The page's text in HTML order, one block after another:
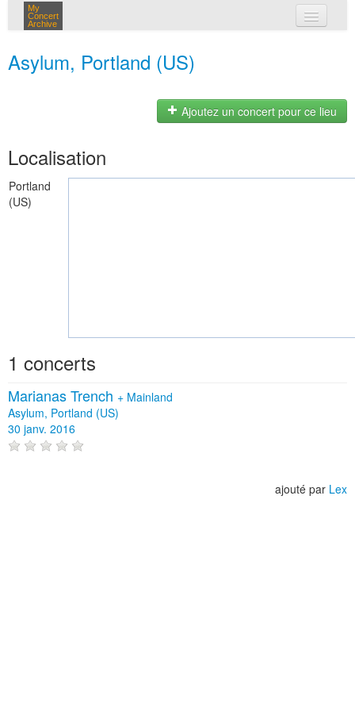
My
Concert
Archive
Asylum, Portland (US)
Ajoutez un concert pour ce lieu
Localisation
Portland
(US)
1 concerts
Marianas Trench + Mainland
Asylum, Portland (US)
30 janv. 2016
ajouté par Lex